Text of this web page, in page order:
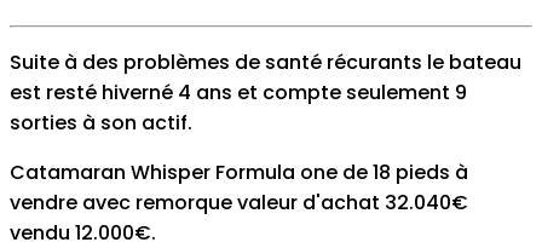
Suite à des problèmes de santé récurants le bateau
est resté hiverné 4 ans et compte seulement 9
sorties à son actif.
Catamaran Whisper Formula one de 18 pieds à
vendre avec remorque valeur d'achat 32.040€
vendu 12.000€.